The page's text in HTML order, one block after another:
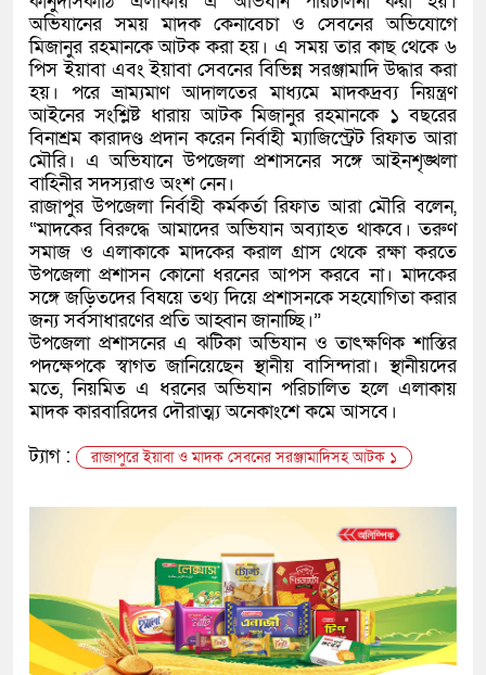
অভিযানের সময় মাদক কেনাবেচা ও সেবনের অভিযোগে
মিজানুর রহমানকে আটক করা হয়। এ সময় তার কাছ থেকে ৬
পিস ইয়াবা এবং ইয়াবা সেবনের বিভিন্ন সরঞ্জামাদি উদ্ধার করা
হয়। পরে ভ্রাম্যমাণ আদালতের মাধ্যমে মাদকদ্রব্য নিয়ন্ত্রণ
আইনের সংশ্লিষ্ট ধারায় আটক মিজানুর রহমানকে ১ বছরের
বিনাশ্রম কারাদণ্ড প্রদান করেন নির্বাহী ম্যাজিস্ট্রেট রিফাত আরা
মৌরি। এ অভিযানে উপজেলা প্রশাসনের সঙ্গে আইনশৃঙ্খলা
বাহিনীর সদস্যরাও অংশ নেন।
রাজাপুর উপজেলা নির্বাহী কর্মকর্তা রিফাত আরা মৌরি বলেন,
“মাদকের বিরুদ্ধে আমাদের অভিযান অব্যাহত থাকবে। তরুণ
সমাজ ও এলাকাকে মাদকের করাল গ্রাস থেকে রক্ষা করতে
উপজেলা প্রশাসন কোনো ধরনের আপস করবে না। মাদকের
সঙ্গে জড়িতদের বিষয়ে তথ্য দিয়ে প্রশাসনকে সহযোগিতা করার
জন্য সর্বসাধারণের প্রতি আহ্বান জানাচ্ছি।”
উপজেলা প্রশাসনের এ ঝটিকা অভিযান ও তাৎক্ষণিক শাস্তির
পদক্ষেপকে স্বাগত জানিয়েছেন স্থানীয় বাসিন্দারা। স্থানীয়দের
মতে, নিয়মিত এ ধরনের অভিযান পরিচালিত হলে এলাকায়
মাদক কারবারিদের দৌরাত্ম্য অনেকাংশে কমে আসবে।
ট্যাগ :
রাজাপুরে ইয়াবা ও মাদক সেবনের সরঞ্জামাদিসহ আটক ১